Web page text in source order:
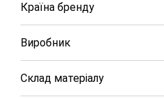
Країна бренду
Виробник
Склад матеріалу